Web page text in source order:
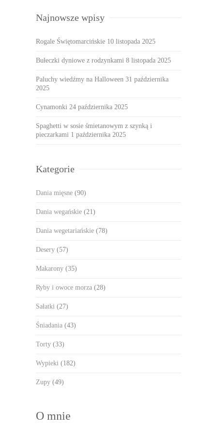
Najnowsze wpisy
Rogale Świętomarcińskie 10 listopada 2025
Bułeczki dyniowe z rodzynkami 8 listopada 2025
Paluchy wiedźmy na Halloween 31 października
2025
Cynamonki 24 października 2025
Spaghetti w sosie śmietanowym z szynką i
pieczarkami 1 października 2025
Kategorie
Dania mięsne (90)
Dania wegańskie (21)
Dania wegetariańskie (78)
Desery (57)
Makarony (35)
Ryby i owoce morza (28)
Sałatki (27)
Śniadania (43)
Torty (33)
Wypieki (182)
Zupy (49)
O mnie